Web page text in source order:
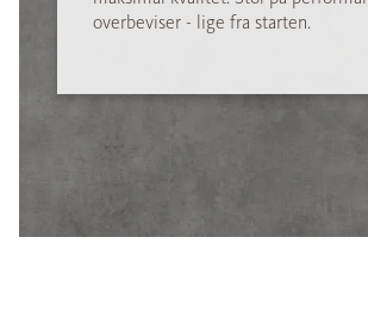
overbeviser - lige fra starten.